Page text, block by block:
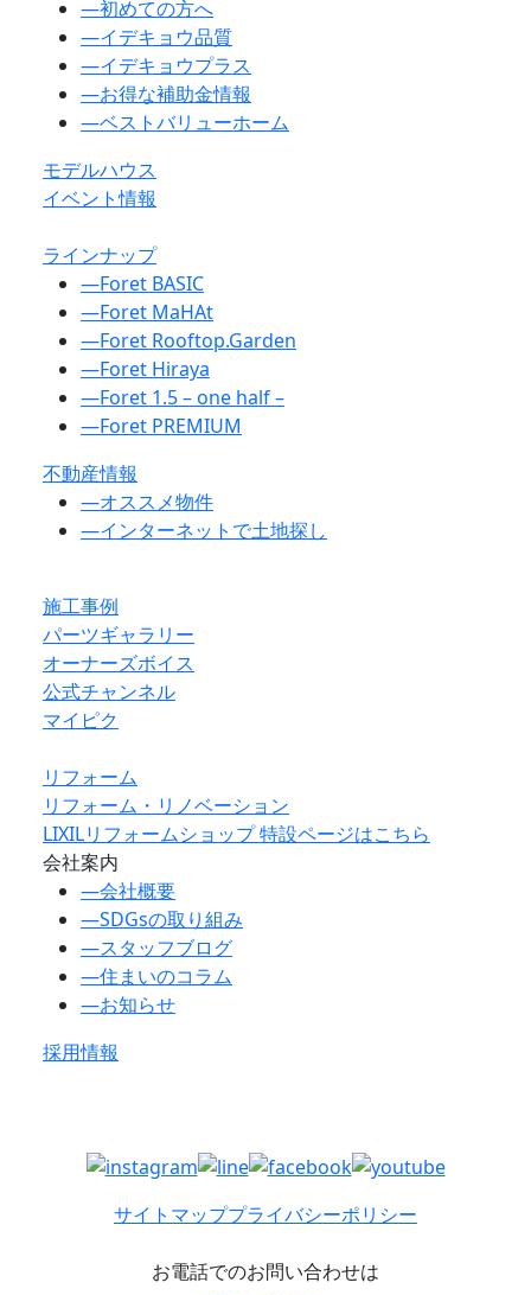
―初めての方へ
―イデキョウ品質
―イデキョウプラス
―お得な補助金情報
―ベストバリューホーム
モデルハウス
イベント情報
ラインナップ
―Foret BASIC
―Foret MaHAt
―Foret Rooftop.Garden
―Foret Hiraya
―Foret 1.5 – one half –
―Foret PREMIUM
不動産情報
―オススメ物件
―インターネットで土地探し
施工事例
パーツギャラリー
オーナーズボイス
公式チャンネル
マイピク
リフォーム
リフォーム・リノベーション
LIXILリフォームショップ 特設ページはこちら
会社案内
―会社概要
―SDGsの取り組み
―スタッフブログ
―住まいのコラム
―お知らせ
採用情報
サイトマッププライバシーポリシー
お電話でのお問い合わせは